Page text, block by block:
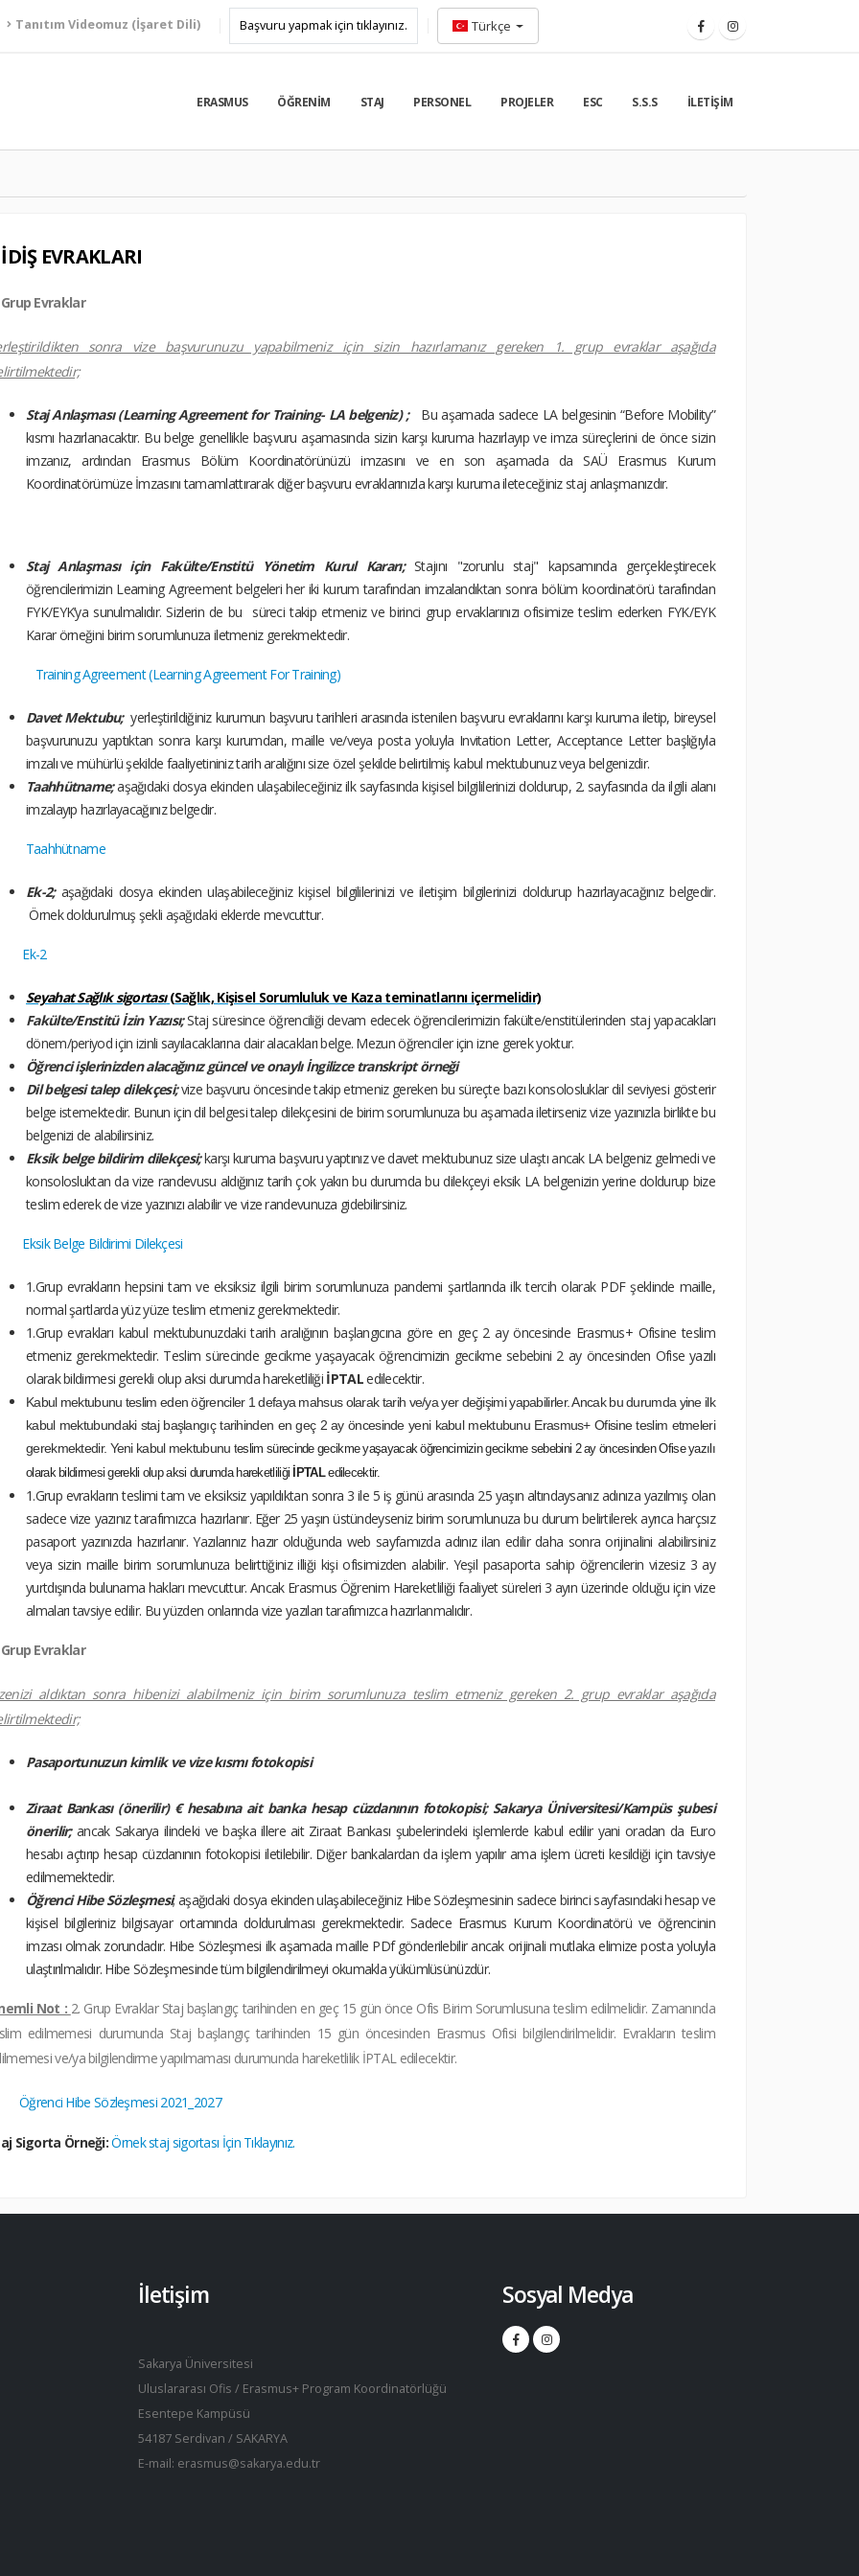
Tanıtım Videomuz (İşaret Dili) Başvuru yapmak için tıklayınız. Türkçe
ERASMUS ÖĞRENIM STAJ PERSONEL PROJELER ESC S.S.S İLETIŞIM
EVRAKLARI
Evraklar
sonra vize başvurunuzu yapabilmeniz için sizin hazırlamanız gereken 1. grup evraklar aşağıda
Staj Anlaşması (Learning Agreement for Training- LA belgeniz) ;
Bu aşamada sadece LA belgesinin “Before Mobility”
kısmı hazırlanacaktır. Bu belge genellikle başvuru aşamasında sizin karşı kuruma hazırlayıp ve imza süreçlerini de önce sizin
imzanız, ardından Erasmus Bölüm Koordinatörünüzü imzasını ve en son aşamada da SAÜ Erasmus Kurum
Koordinatörümüze İmzasını tamamlattırarak diğer başvuru evraklarınızla karşı kuruma ileteceğiniz staj anlaşmanızdır.
Staj Anlaşması için Fakülte/Enstitü Yönetim Kurul Kararı; Stajını "zorunlu staj" kapsamında gerçekleştirecek
öğrencilerimizin Learning Agreement belgeleri her iki kurum tarafından imzalandıktan sonra bölüm koordinatörü tarafından
FYK/EYK’ya sunulmalıdır. Sizlerin de bu süreci takip etmeniz ve birinci grup ervaklarınızı ofisimize teslim ederken FYK/EYK
Karar örneğini birim sorumlunuza iletmeniz gerekmektedir.
Training Agreement (Learning Agreement For Training)
Davet Mektubu;yerleştirildiğiniz kurumun başvuru tarihleri arasında istenilen başvuru evraklarını karşı kuruma iletip, bireysel
başvurunuzu yaptıktan sonra karşı kurumdan, maille ve/veya posta yoluyla Invitation Letter, Acceptance Letter başlığıyla
imzalı ve mühürlü şekilde faaliyetininiz tarih aralığını size özel şekilde belirtilmiş kabul mektubunuz veya belgenizdir.
Taahhütname;aşağıdaki dosya ekinden ulaşabileceğiniz ilk sayfasında kişisel bilgililerinizi doldurup, 2. sayfasında da ilgili alanı
imzalayıp hazırlayacağınız belgedir.
Taahhütname
Ek-2;aşağıdaki dosya ekinden ulaşabileceğiniz kişisel bilgililerinizi ve iletişim bilgilerinizi doldurup hazırlayacağınız belgedir.
Örnek doldurulmuş şekli aşağıdaki eklerde mevcuttur.
Ek-2
Seyahat Sağlık sigortası(Sağlık, Kişisel Sorumluluk ve Kaza teminatlarını içermelidir)
Fakülte/Enstitü İzin Yazısı;Staj süresince öğrenciliği devam edecek öğrencilerimizin fakülte/enstitülerinden staj yapacakları
dönem/periyod için izinli sayılacaklarına dair alacakları belge. Mezun öğrenciler için izne gerek yoktur.
Öğrenci işlerinizden alacağınız güncel ve onaylı İngilizce transkript örneği
Dil belgesi talep dilekçesi;vize başvuru öncesinde takip etmeniz gereken bu süreçte bazı konsolosluklar dil seviyesi gösterir
belge istemektedir. Bunun için dil belgesi talep dilekçesini de birim sorumlunuza bu aşamada iletirseniz vize yazınızla birlikte bu
belgenizi de alabilirsiniz.
Eksik belge bildirim dilekçesi;karşı kuruma başvuru yaptınız ve davet mektubunuz size ulaştı ancak LA belgeniz gelmedi ve
konsolosluktan da vize randevusu aldığınız tarih çok yakın bu durumda bu dilekçeyi eksik LA belgenizin yerine doldurup bize
teslim ederek de vize yazınızı alabilir ve vize randevunuza gidebilirsiniz.
Eksik Belge Bildirimi Dilekçesi
1.Grup evrakların hepsini tam ve eksiksiz ilgili birim sorumlunuza pandemi şartlarında ilk tercih olarak PDF şeklinde maille,
normal şartlarda yüz yüze teslim etmeniz gerekmektedir.
1.Grup evrakları kabul mektubunuzdaki tarih aralığının başlangıcına göre en geç 2 ay öncesinde Erasmus+ Ofisine teslim
etmeniz gerekmektedir. Teslim sürecinde gecikme yaşayacak öğrencimizin gecikme sebebini 2 ay öncesinden Ofise yazılı
olarak bildirmesi gerekli olup aksi durumda hareketliliği İPTALedilecektir.
Kabul mektubunu teslim eden öğrenciler 1 defaya mahsus olarak tarih ve/ya yer değişimi yapabilirler. Ancak bu durumda yine ilk
kabul mektubundaki staj başlangıç tarihinden en geç 2 ay öncesinde yeni kabul mektubunu Erasmus+ Ofisine teslim etmeleri
gerekmektedir. Yeni kabul mektubunu teslim sürecinde gecikme yaşayacak öğrencimizin gecikme sebebini 2 ay öncesinden Ofise yazılı
olarak bildirmesi gerekli olup aksi durumda hareketliliği İPTALedilecektir.
1.Grup evrakların teslimi tam ve eksiksiz yapıldıktan sonra 3 ile 5 iş günü arasında 25 yaşın altındaysanız adınıza yazılmış olan
sadece vize yazınız tarafımızca hazırlanır. Eğer 25 yaşın üstündeyseniz birim sorumlunuza bu durum belirtilerek ayrıca harçsız
pasaport yazınızda hazırlanır. Yazılarınız hazır olduğunda web sayfamızda adınız ilan edilir daha sonra orijinalini alabilirsiniz
veya sizin maille birim sorumlunuza belirttiğiniz illiği kişi ofisimizden alabilir. Yeşil pasaporta sahip öğrencilerin vizesiz 3 ay
yurtdışında bulunama hakları mevcuttur. Ancak Erasmus Öğrenim Hareketliliği faaliyet süreleri 3 ayın üzerinde olduğu için vize
almaları tavsiye edilir. Bu yüzden onlarında vize yazıları tarafımızca hazırlanmalıdır.
Evraklar
aldıktan sonra hibenizi alabilmeniz için birim sorumlunuza teslim etmeniz gereken 2. grup evraklar aşağıda
Pasaportunuzun kimlik ve vize kısmı fotokopisi
Ziraat Bankası (önerilir) € hesabına ait banka hesap cüzdanının fotokopisi; Sakarya Üniversitesi/Kampüs şubesi
önerilir; ancak Sakarya ilindeki ve başka illere ait Ziraat Bankası şubelerindeki işlemlerde kabul edilir yani oradan da Euro
hesabı açtırıp hesap cüzdanının fotokopisi iletilebilir. Diğer bankalardan da işlem yapılır ama işlem ücreti kesildiği için tavsiye
edilmemektedir.
Öğrenci Hibe Sözleşmesi; aşağıdaki dosya ekinden ulaşabileceğiniz Hibe Sözleşmesinin sadece birinci sayfasındaki hesap ve
kişisel bilgileriniz bilgisayar ortamında doldurulması gerekmektedir. Sadece Erasmus Kurum Koordinatörü ve öğrencinin
imzası olmak zorundadır. Hibe Sözleşmesi ilk aşamada maille PDf gönderilebilir ancak orijinali mutlaka elimize posta yoluyla
ulaştırılmalıdır. Hibe Sözleşmesinde tüm bilgilendirilmeyi okumakla yükümlüsünüzdür.
Not : 2. Grup Evraklar Staj başlangıç tarihinden en geç 15 gün önce Ofis Birim Sorumlusuna teslim edilmelidir. Zamanında
edilmemesi durumunda Staj başlangıç tarihinden 15 gün öncesinden Erasmus Ofisi bilgilendirilmelidir. Evrakların teslim
ve/ya bilgilendirme yapılmaması durumunda hareketlilik İPTAL edilecektir.
Öğrenci Hibe Sözleşmesi 2021_2027
Sigorta Örneği:Örnek staj sigortası İçin Tıklayınız.
İletişim
Sakarya Üniversitesi
Uluslararası Ofis / Erasmus+ Program Koordinatörlüğü
Esentepe Kampüsü
54187 Serdivan / SAKARYA
E-mail: erasmus@sakarya.edu.tr
Sosyal Medya